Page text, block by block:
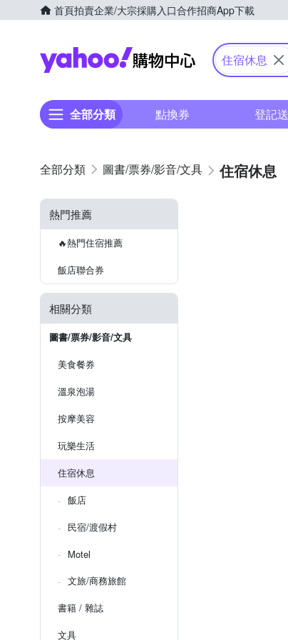
首頁拍賣企業/大宗採購入口合作招商App下載
Yahoo購物中心
住宿休息
全部分類 點換券 登記送
圖書/票券/影音/文具 住宿休息
熱門推薦
🔥熱門住宿推薦
飯店聯合券
相關分類
圖書/票券/影音/文具
美食餐券
溫泉泡湯
按摩美容
玩樂生活
住宿休息
飯店
民宿/渡假村
Motel
文旅/商務旅館
書籍 / 雜誌
文具